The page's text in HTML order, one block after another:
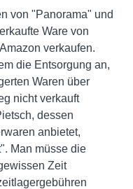
von "Panorama" und
Ware von
verkaufen.
die Entsorgung an,
Waren über
nicht verkauft
dessen
anbietet,
Man müsse die
Zeit